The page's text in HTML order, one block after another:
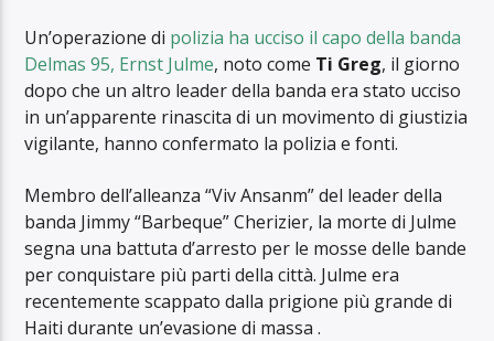
Un’operazione di polizia ha ucciso il capo della banda
Delmas 95, Ernst Julme, noto come Ti Greg, il giorno
dopo che un altro leader della banda era stato ucciso
in un’apparente rinascita di un movimento di giustizia
vigilante, hanno confermato la polizia e fonti.
Membro dell’alleanza “Viv Ansanm” del leader della
banda Jimmy “Barbeque” Cherizier, la morte di Julme
segna una battuta d’arresto per le mosse delle bande
per conquistare più parti della città. Julme era
recentemente scappato dalla prigione più grande di
Haiti durante un’evasione di massa .